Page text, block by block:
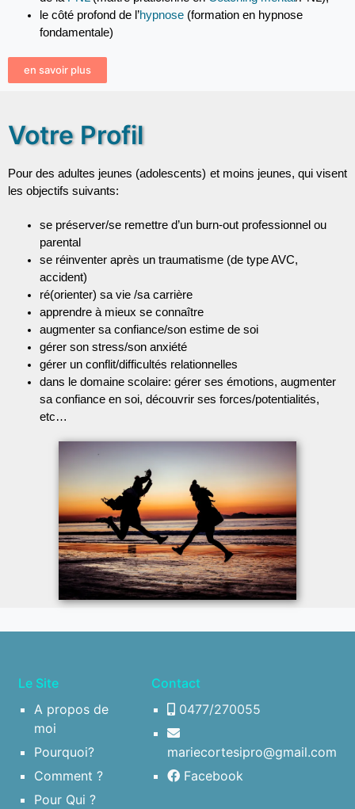
le côté profond de l’hypnose (formation en hypnose
fondamentale)
en savoir plus
Votre Profil
Pour des adultes jeunes (adolescents) et moins jeunes, qui visent
se préserver/se remettre d’un burn-out professionnel ou
parental
se réinventer après un traumatisme (de type AVC,
accident)
ré(orienter) sa vie /sa carrière
apprendre à mieux se connaître
augmenter sa confiance/son estime de soi
gérer son stress/son anxiété
gérer un conflit/difficultés relationnelles
dans le domaine scolaire: gérer ses émotions, augmenter
sa confiance en soi, découvrir ses forces/potentialités,
etc…
Le Site
A propos de
moi
Pourquoi?
Comment ?
Pour Qui ?
Contact
0477/270055
mariecortesipro@gmail.com
Facebook